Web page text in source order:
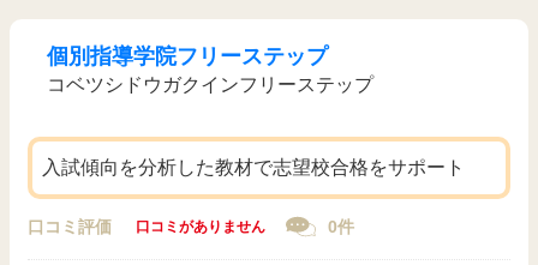
個別指導学院フリーステップ
コベツシドウガクインフリーステップ
入試傾向を分析した教材で志望校合格をサポート
口コミ評価 口コミがありません 0件